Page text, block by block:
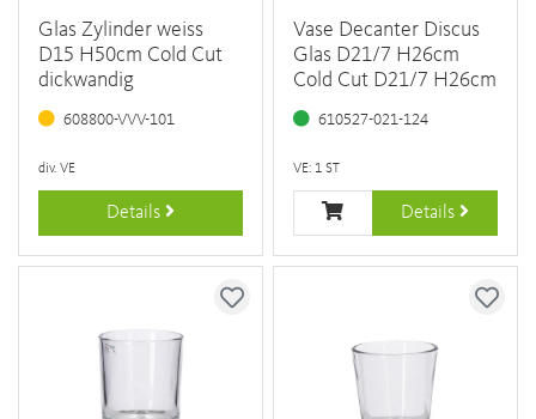
Glas Zylinder weiss
D15 H50cm Cold Cut
dickwandig
608800-VVV-101
div. VE
Details
Vase Decanter Discus
Glas D21/7 H26cm
Cold Cut D21/7 H26cm
610527-021-124
VE: 1 ST
Details